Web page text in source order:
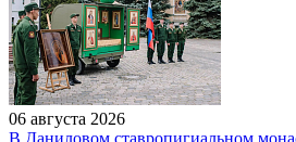
06 августа 2026
В Даниловом ставропигиальном